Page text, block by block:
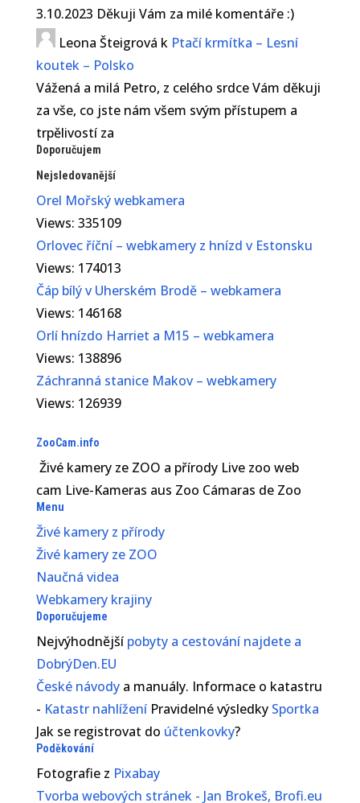
3.10.2023 Děkuji Vám za milé komentáře :)
Leona Šteigrová k Ptačí krmítka – Lesní
koutek – Polsko
Vážená a milá Petro, z celého srdce Vám děkuji
za vše, co jste nám všem svým přístupem a
trpělivostí za
Doporučujem
Nejsledovanější
Orel Mořský webkamera
Views: 335109
Orlovec říční – webkamery z hnízd v Estonsku
Views: 174013
Čáp bílý v Uherském Brodě – webkamera
Views: 146168
Orlí hnízdo Harriet a M15 – webkamera
Views: 138896
Záchranná stanice Makov – webkamery
Views: 126939
ZooCam.info
Živé kamery ze ZOO a přírody Live zoo web
cam Live-Kameras aus Zoo Cámaras de Zoo
Menu
Živé kamery z přírody
Živé kamery ze ZOO
Naučná videa
Webkamery krajiny
Doporučujeme
Nejvýhodnější pobyty a cestování najdete a
DobrýDen.EU
České návodya manuály. Informace o katastru
- Katastr nahlíženíPravidelné výsledky Sportka
Jak se registrovat do účtenkovky?
Poděkování
Fotografie z Pixabay
Tvorba webových stránek - Jan Brokeš, Brofi.eu